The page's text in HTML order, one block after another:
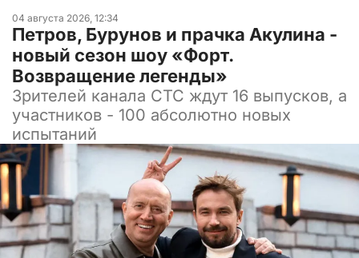
04 августа 2026, 12:34
Петров, Бурунов и прачка Акулина -
новый сезон шоу «Форт.
Возвращение легенды»
Зрителей канала СТС ждут 16 выпусков, а
участников - 100 абсолютно новых
испытаний